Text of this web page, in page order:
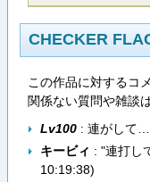
CHECKER
この作品に対するコ
関係ない質問や雑談
Lv100: 連がして
キービィ : "連打し
10:19:38)